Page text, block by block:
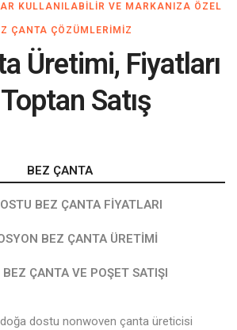
KULLANILABILIR VE MARKANIZA ÖZEL
ÇANTA ÇÖZÜMLERIMIZ
Üretimi, Fiyatları
Satış
BEZ ÇANTA
BEZ ÇANTA FIYATLARI
BEZ ÇANTA ÜRETIMI
ÇANTA VE POŞET SATIŞI
doğa dostu nonwoven çanta üreticisi